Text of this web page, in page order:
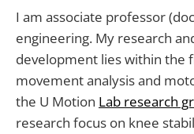
I am associate professor
engineering. My research
development lieswithin the
movementanalysisand
the U Motion Lab research
research focus on knee